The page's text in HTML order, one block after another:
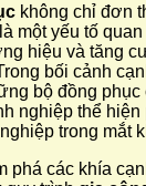
không chỉ đơn
một yếu tố
hiệu và tăng
bối cảnh
bộ đồng
nghiệp thể hiện
trong mắt
phá các khía